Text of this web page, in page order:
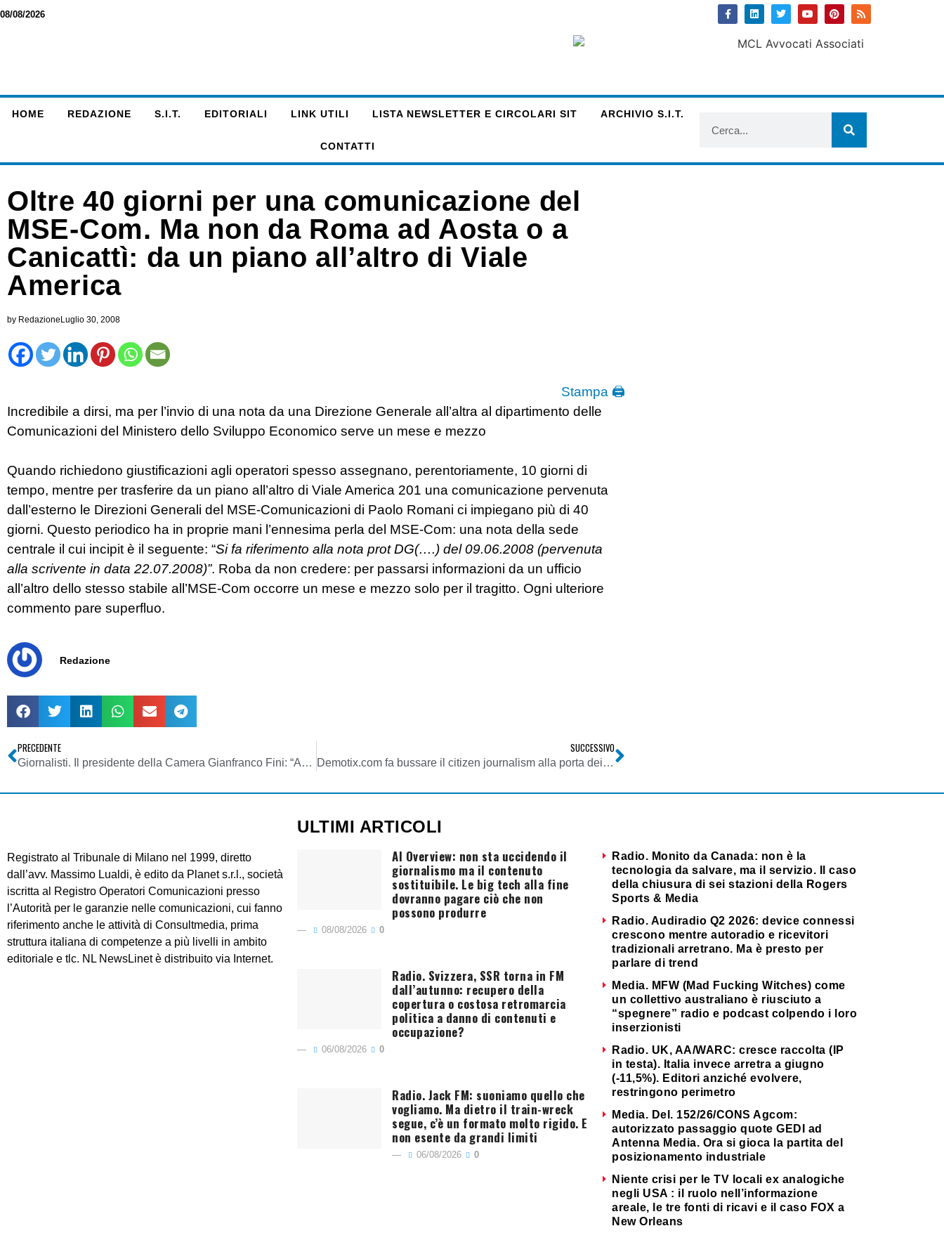
08/08/2026
HOME REDAZIONE S.I.T. EDITORIALI LINK UTILI LISTA NEWSLETTER E CIRCOLARI SIT ARCHIVIO S.I.T.
CONTATTI
Oltre 40 giorni per una comunicazione del
MSE-Com. Ma non da Roma ad Aosta o a
Canicattì: da un piano all’altro di Viale
America
by Redazione Luglio 30, 2008
Stampa 🖨
Incredibile a dirsi, ma per l’invio di una nota da una Direzione Generale all’altra al dipartimento delle
Comunicazioni del Ministero dello Sviluppo Economico serve un mese e mezzo
Quando richiedono giustificazioni agli operatori spesso assegnano, perentoriamente, 10 giorni di
tempo, mentre per trasferire da un piano all’altro di Viale America 201 una comunicazione pervenuta
dall’esterno le Direzioni Generali del MSE-Comunicazioni di Paolo Romani ci impiegano più di 40
giorni. Questo periodico ha in proprie mani l’ennesima perla del MSE-Com: una nota della sede
centrale il cui incipit è il seguente: “Si fa riferimento alla nota prot DG(….) del 09.06.2008 (pervenuta
alla scrivente in data 22.07.2008)”. Roba da non credere: per passarsi informazioni da un ufficio
all’altro dello stesso stabile all’MSE-Com occorre un mese e mezzo solo per il tragitto. Ogni ulteriore
commento pare superfluo.
Redazione
PRECEDENTE
Giornalisti. Il presidente della Camera Gianfranco Fini: “Auspico il rinnovo del contratto al più presto”
SUCCESSIVO
Demotix.com fa bussare il citizen journalism alla porta dei grandi media
Registrato al Tribunale di Milano nel 1999, diretto
dall’avv. Massimo Lualdi, è edito da Planet s.r.l., società
iscritta al Registro Operatori Comunicazioni presso
l’Autorità per le garanzie nelle comunicazioni, cui fanno
riferimento anche le attività di Consultmedia, prima
struttura italiana di competenze a più livelli in ambito
editoriale e tlc. NL NewsLinet è distribuito via Internet.
ULTIMI ARTICOLI
AI Overview: non sta uccidendo il
giornalismo ma il contenuto
sostituibile. Le big tech alla fine
dovranno pagare ciò che non
possono produrre
08/08/2026 0
Radio. Svizzera, SSR torna in FM
dall’autunno: recupero della
copertura o costosa retromarcia
politica a danno di contenuti e
occupazione?
06/08/2026 0
Radio. Jack FM: suoniamo quello che
vogliamo. Ma dietro il train-wreck
segue, c’è un formato molto rigido. E
non esente da grandi limiti
06/08/2026 0
Radio. Monito da Canada: non è la
tecnologia da salvare, ma il servizio. Il caso
della chiusura di sei stazioni della Rogers
Sports & Media
Radio. Audiradio Q2 2026: device connessi
crescono mentre autoradio e ricevitori
tradizionali arretrano. Ma è presto per
parlare di trend
Media. MFW (Mad Fucking Witches) come
un collettivo australiano è riusciuto a
“spegnere” radio e podcast colpendo i loro
inserzionisti
Radio. UK, AA/WARC: cresce raccolta (IP
in testa). Italia invece arretra a giugno
(-11,5%). Editori anziché evolvere,
restringono perimetro
Media. Del. 152/26/CONS Agcom:
autorizzato passaggio quote GEDI ad
Antenna Media. Ora si gioca la partita del
posizionamento industriale
Niente crisi per le TV locali ex analogiche
negli USA : il ruolo nell’informazione
areale, le tre fonti di ricavi e il caso FOX a
New Orleans